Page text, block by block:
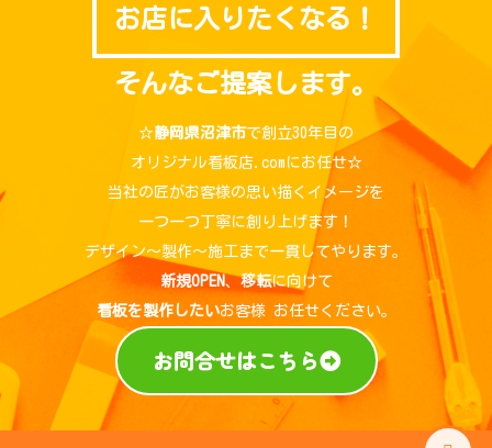
お店に入りたくなる！
そんなご提案します。
☆静岡県沼津市で創立30年目の
オリジナル看板店.comにお任せ☆
当社の匠がお客様の思い描くイメージを
一つ一つ丁寧に創り上げます！
デザイン～製作～施工まで一貫してやります。
新規OPEN、移転に向けて
看板を製作したいお客様 お任せください。
お問合せはこちら